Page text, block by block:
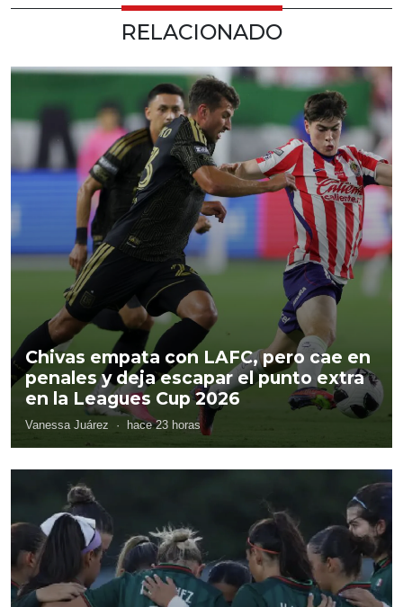
RELACIONADO
Chivas empata con LAFC, pero cae en
penales y deja escapar el punto extra
en la Leagues Cup 2026
Vanessa Juárez · hace 23 horas